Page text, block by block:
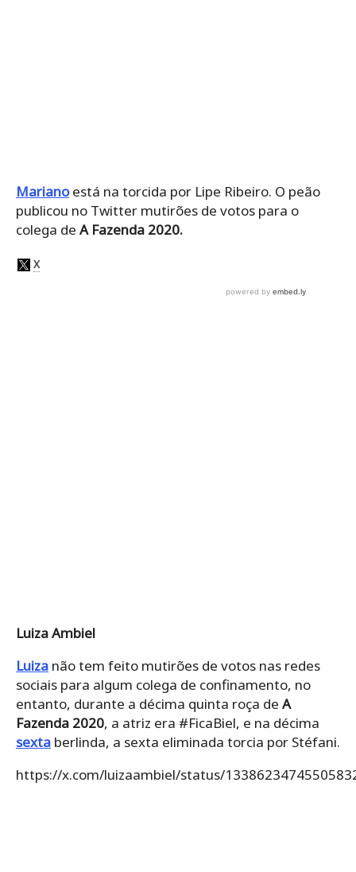
Marianoestá na torcida por Lipe Ribeiro. O peão
publicou no Twitter mutirões de votos para o
colega de A Fazenda 2020.
Luiza Ambiel
Luiza não tem feito mutirões de votos nas redes
sociais para algum colega de confinamento, no
entanto, durante a décima quinta roça de A
Fazenda 2020, a atriz era #FicaBiel, e na décima
sexta berlinda, a sexta eliminada torcia por Stéfani.
https://x.com/luizaambiel/status/